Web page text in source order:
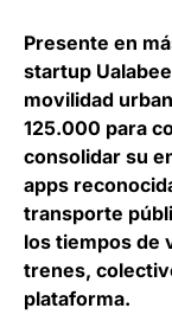
Presente en
startup
movilidad
125.000 para
consolidar su
apps
transporte
los tiempos de
trenes,
plataforma.